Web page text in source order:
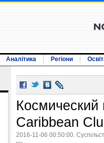
Аналітика Регіони
Космический
Caribbean
2016-11-06 00:50:00.